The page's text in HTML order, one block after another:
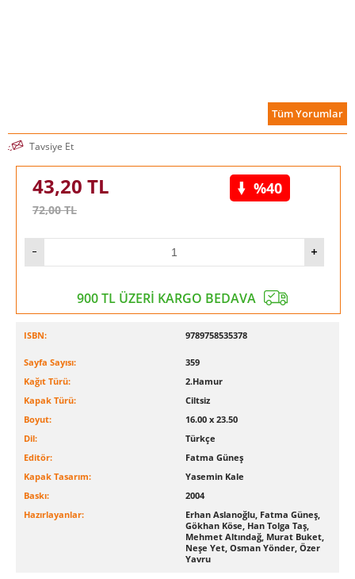
Tüm Yorumlar
Tavsiye Et
43,20 TL
72,00TL
%40
900 TL ÜZERİ KARGO BEDAVA
ISBN: 9789758535378
Sayfa Sayısı:
359
Kağıt Türü:
2.Hamur
Kapak Türü:
Ciltsiz
Boyut:
16.00 x 23.50
Dil:
Türkçe
Editör:
Fatma Güneş
Kapak Tasarım:
Yasemin Kale
Baskı:
2004
Hazırlayanlar:
Erhan Aslanoğlu, Fatma Güneş,
Gökhan Köse, Han Tolga Taş,
Mehmet Altındağ, Murat Buket,
Neşe Yet, Osman Yönder, Özer
Yavru